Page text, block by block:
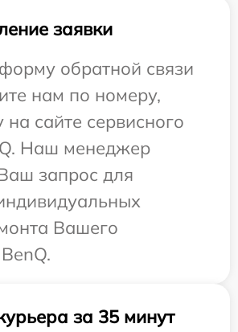
заявки
обратной связи
нам по номеру,
сайте сервисного
Наш менеджер
запрос для
Вашего
за 35 минут